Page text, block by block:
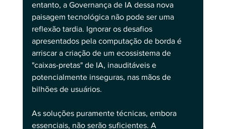
entanto, a Governança de IA dessa nova
paisagem tecnológica não pode ser uma
reflexão tardia. Ignorar os desafios
apresentados pela computação de borda é
arriscar a criação de um ecossistema de
"caixas-pretas" de IA, inauditáveis e
potencialmente inseguras, nas mãos de
bilhões de usuários.
As soluções puramente técnicas, embora
essenciais, não serão suficientes. A